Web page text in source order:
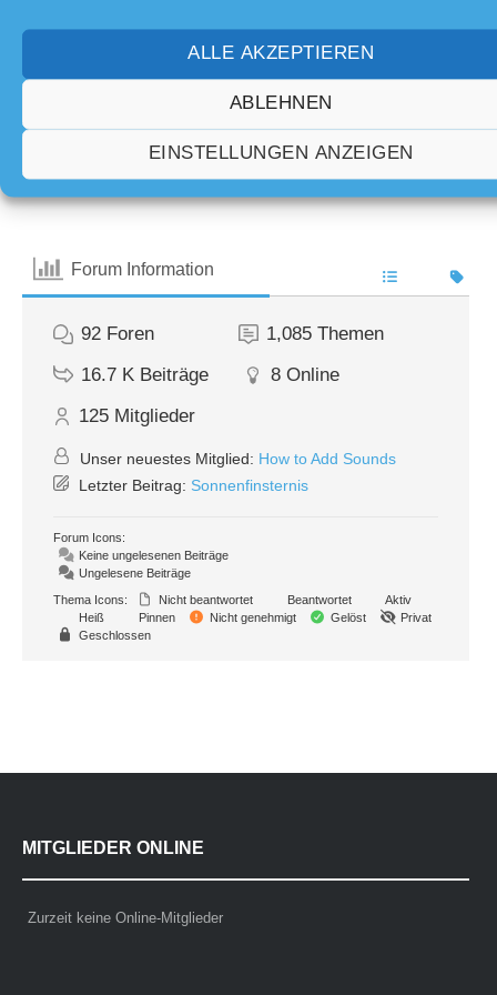
ALLE AKZEPTIEREN
ABLEHNEN
EINSTELLUNGEN ANZEIGEN
Teilen:
Forum Information
92 Foren 1,085 Themen
16.7 K Beiträge 8 Online
125 Mitglieder
Unser neuestes Mitglied: How to Add Sounds
Letzter Beitrag: Sonnenfinsternis
Forum Icons:
Keine ungelesenen Beiträge
Ungelesene Beiträge
Thema Icons:
Nicht beantwortet Beantwortet
Aktiv
Heiß
Pinnen Nicht genehmigt Gelöst
Privat
Geschlossen
MITGLIEDER ONLINE
Zurzeit keine Online-Mitglieder